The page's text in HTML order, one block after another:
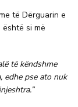
të Dërguarin e
si më
të këndshme
edhe pse ato nuk